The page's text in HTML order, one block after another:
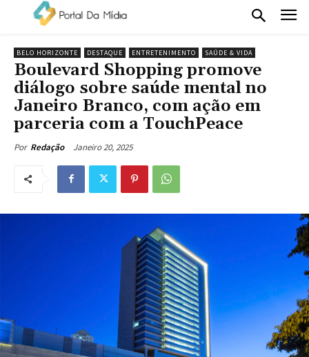
BELO HORIZONTE DESTAQUE ENTRETENIMENTO SAÚDE & VIDA
Boulevard Shopping promove
diálogo sobre saúde mental no
Janeiro Branco, com ação em
parceria com a TouchPeace
Por Redação Janeiro 20, 2025